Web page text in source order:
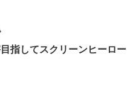
指してスクリーンヒーロー